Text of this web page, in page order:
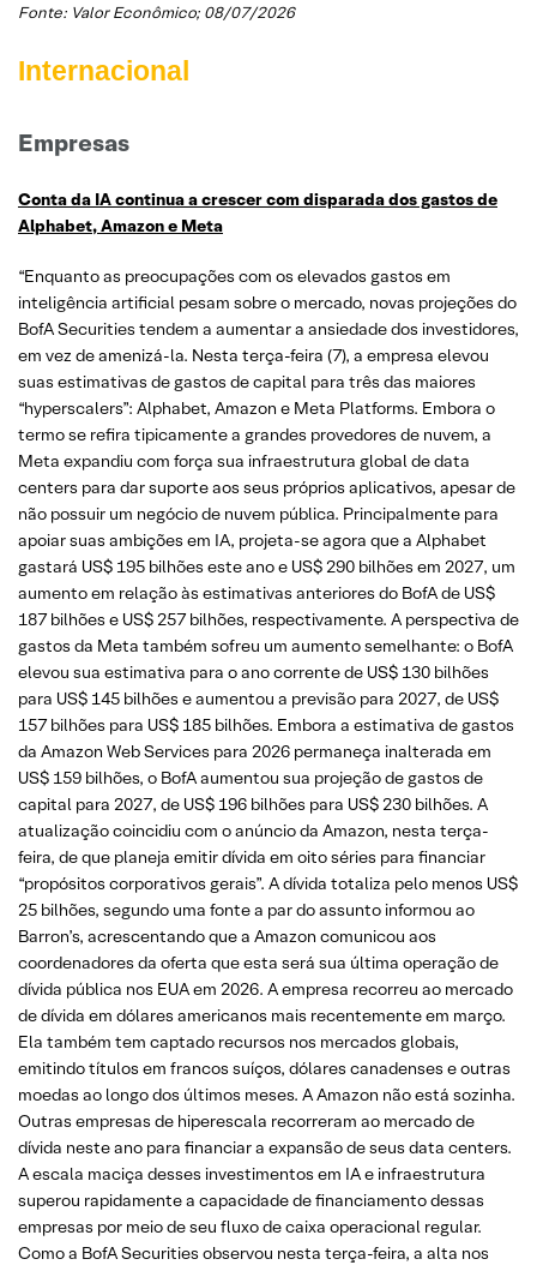
Fonte: Valor Econômico; 08/07/2026
Internacional
Empresas
Conta da IA continua a crescer com disparada dos gastos de
Alphabet, Amazon e Meta
“Enquanto as preocupações com os elevados gastos em
inteligência artificial pesam sobre o mercado, novas projeções do
BofA Securities tendem a aumentar a ansiedade dos investidores,
em vez de amenizá-la. Nesta terça-feira (7), a empresa elevou
suas estimativas de gastos de capital para três das maiores
“hyperscalers”: Alphabet, Amazon e Meta Platforms. Embora o
termo se refira tipicamente a grandes provedores de nuvem, a
Meta expandiu com força sua infraestrutura global de data
centers para dar suporte aos seus próprios aplicativos, apesar de
não possuir um negócio de nuvem pública. Principalmente para
apoiar suas ambições em IA, projeta-se agora que a Alphabet
gastará US$ 195 bilhões este ano e US$ 290 bilhões em 2027, um
aumento em relação às estimativas anteriores do BofA de US$
187 bilhões e US$ 257 bilhões, respectivamente. A perspectiva de
gastos da Meta também sofreu um aumento semelhante: o BofA
elevou sua estimativa para o ano corrente de US$ 130 bilhões
para US$ 145 bilhões e aumentou a previsão para 2027, de US$
157 bilhões para US$ 185 bilhões. Embora a estimativa de gastos
da Amazon Web Services para 2026 permaneça inalterada em
US$ 159 bilhões, o BofA aumentou sua projeção de gastos de
capital para 2027, de US$ 196 bilhões para US$ 230 bilhões. A
atualização coincidiu com o anúncio da Amazon, nesta terça-
feira, de que planeja emitir dívida em oito séries para financiar
“propósitos corporativos gerais”. A dívida totaliza pelo menos US$
25 bilhões, segundo uma fonte a par do assunto informou ao
Barron’s, acrescentando que a Amazon comunicou aos
coordenadores da oferta que esta será sua última operação de
dívida pública nos EUA em 2026. A empresa recorreu ao mercado
de dívida em dólares americanos mais recentemente em março.
Ela também tem captado recursos nos mercados globais,
emitindo títulos em francos suíços, dólares canadenses e outras
moedas ao longo dos últimos meses. A Amazon não está sozinha.
Outras empresas de hiperescala recorreram ao mercado de
dívida neste ano para financiar a expansão de seus data centers.
A escala maciça desses investimentos em IA e infraestrutura
superou rapidamente a capacidade de financiamento dessas
empresas por meio de seu fluxo de caixa operacional regular.
Como a BofA Securities observou nesta terça-feira, a alta nos